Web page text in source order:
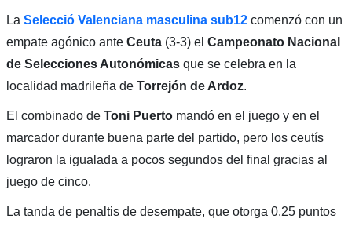
La Selecció Valenciana masculina sub12 comenzó con un
empate agónico ante Ceuta(3-3) el Campeonato Nacional
de Selecciones Autonómicasque se celebra en la
localidad madrileña de Torrejón de Ardoz.
El combinado de Toni Puertomandó en el juego y en el
marcador durante buena parte del partido, pero los ceutís
lograron la igualada a pocos segundos del final gracias al
juego de cinco.
La tanda de penaltis de desempate, que otorga 0.25 puntos